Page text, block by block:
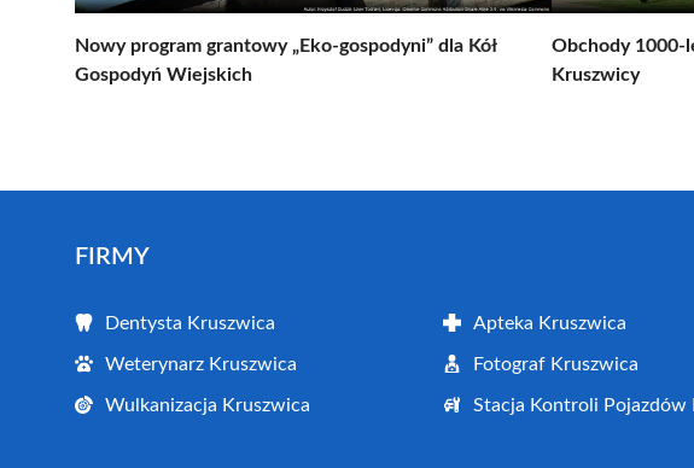
Nowy program grantowy „Eko-gospodyni” dla Kół
Gospodyń Wiejskich
Obchody 1000-
Kruszwicy
FIRMY
Dentysta Kruszwica Apteka Kruszwica
Weterynarz Kruszwica Fotograf Kruszwica
Wulkanizacja Kruszwica Stacja Kontroli Pojazdów